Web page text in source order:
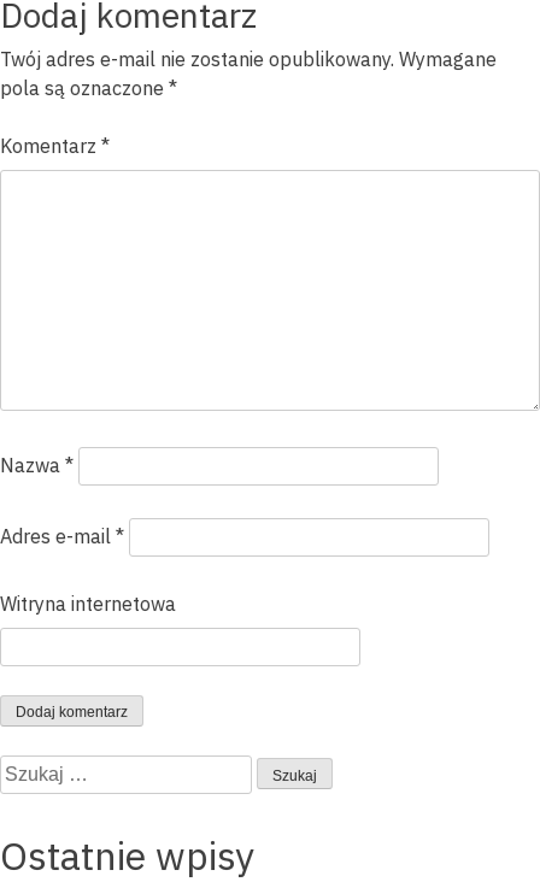
Dodaj komentarz
Twój adres e-mail nie zostanie opublikowany. Wymagane
pola są oznaczone *
Komentarz *
Nazwa *
Adres e-mail *
Witryna internetowa
Szukaj:
Ostatnie wpisy